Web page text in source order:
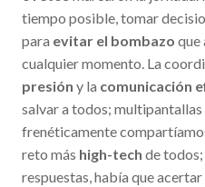
tiempo posible, tomar
para evitar el bombazo que
cualquier momento. La
presión y la comunicación
salvar a todos; multipantallas
frenéticamente
reto más high-tech de
respuestas, había que